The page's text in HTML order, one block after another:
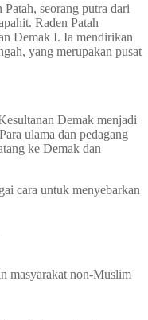
seorang putra dari
Raden Patah
Demak I. Ia mendirikan
yang merupakan pusat
Demak menjadi
ulama dan pedagang
ke Demak dan
cara untuk menyebarkan
masyarakat non-Muslim